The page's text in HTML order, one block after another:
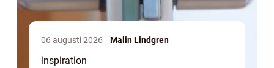
06 augusti 2026 Malin Lindgren
inspiration